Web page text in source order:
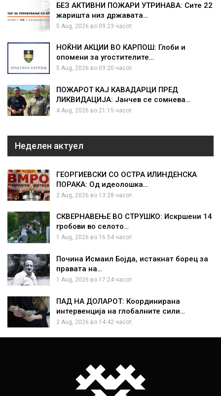
БЕЗ АКТИВНИ ПОЖАРИ УТРИНАВА: Сите 22
жаришта низ државата…
5 Aug, 2026 во 09:23 часот.
НОЌНИ АКЦИИ ВО КАРПОШ: Глоби и
опомени за угостителите…
5 Aug, 2026 во 09:20 часот.
ПОЖАРОТ КАЈ КАВАДАРЦИ ПРЕД
ЛИКВИДАЦИЈА: Јанчев се сомнева…
4 Aug, 2026 во 21:15 часот.
Неделен актуел
ГЕОРГИЕВСКИ СО ОСТРА ИЛИНДЕНСКА
ПОРАКА: Од идеолошка…
2 Aug, 2026 во 13:28 часот.
СКВЕРНАВЕЊЕ ВО СТРУШКО: Искршени 14
гробови во селото…
1 Aug, 2026 во 16:54 часот.
Почина Исмаил Бојда, истакнат борец за
правата на…
1 Aug, 2026 во 17:24 часот.
ПАД НА ДОЛАРОТ: Координирана
интервенција на глобалните сили…
2 Aug, 2026 во 14:42 часот.